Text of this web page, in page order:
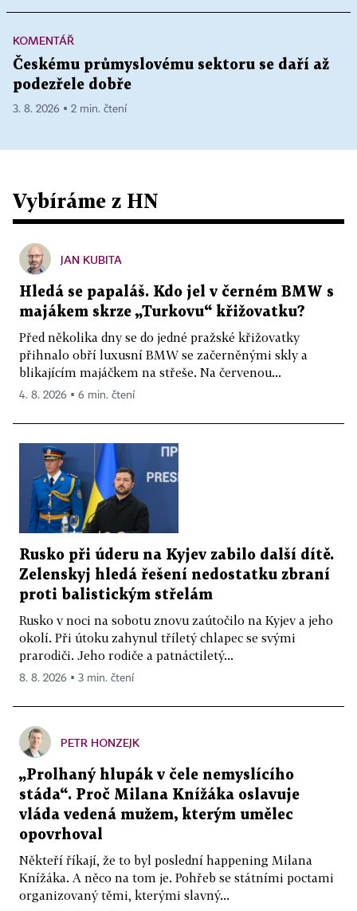
KOMENTÁŘ
Českému průmyslovému sektoru se daří až
podezřele dobře
3. 8. 2026 ▪ 2 min. čtení
Vybíráme z HN
JAN KUBITA
Hledá se papaláš. Kdo jel v černém BMW s
majákem skrze „Turkovu“ křižovatku?
Před několika dny se do jedné pražské křižovatky
přihnalo obří luxusní BMW se začerněnými skly a
blikajícím majáčkem na střeše. Na červenou...
4. 8. 2026 ▪ 6 min. čtení
Rusko při úderu na Kyjev zabilo další dítě.
Zelenskyj hledá řešení nedostatku zbraní
proti balistickým střelám
Rusko v noci na sobotu znovu zaútočilo na Kyjev a jeho
okolí. Při útoku zahynul tříletý chlapec se svými
prarodiči. Jeho rodiče a patnáctiletý...
8. 8. 2026 ▪ 3 min. čtení
PETR HONZEJK
„Prolhaný hlupák v čele nemyslícího
stáda“. Proč Milana Knížáka oslavuje
vláda vedená mužem, kterým umělec
opovrhoval
Někteří říkají, že to byl poslední happening Milana
Knížáka. A něco na tom je. Pohřeb se státními poctami
organizovaný těmi, kterými slavný...